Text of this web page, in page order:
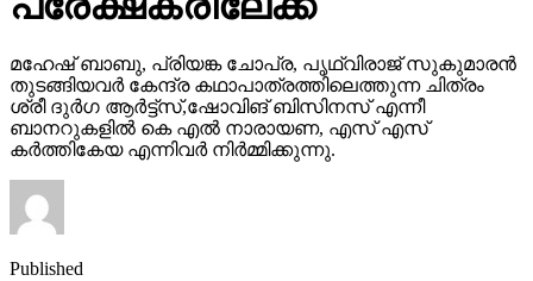
മഹേഷ് ബാബു, പ്രിയങ്ക ചോപ്ര, പൃഥ്വിരാജ് സുകുമാരൻ
തുടങ്ങിയവർ കേന്ദ്ര കഥാപാത്രത്തിലെത്തുന്ന ചിത്രം
ശ്രീ ദുർഗ ആർട്ട്സ്,ഷോവിങ് ബിസിനസ് എന്നീ
ബാനറുകളിൽ കെ എൽ നാരായണ, എസ് എസ്
കർത്തികേയ എന്നിവർ നിർമ്മിക്കുന്നു.
Published